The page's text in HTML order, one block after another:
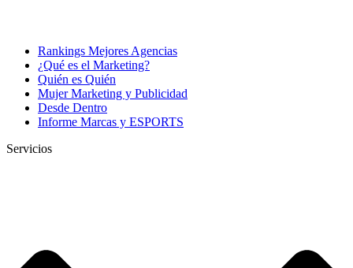
Rankings Mejores Agencias
¿Qué es el Marketing?
Quién es Quién
Mujer Marketing y Publicidad
Desde Dentro
Informe Marcas y ESPORTS
Servicios